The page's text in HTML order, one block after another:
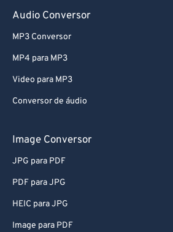
Audio Conversor
MP3 Conversor
MP4 para MP3
Video para MP3
Conversor de áudio
Image Conversor
JPG para PDF
PDF para JPG
HEIC para JPG
Image para PDF